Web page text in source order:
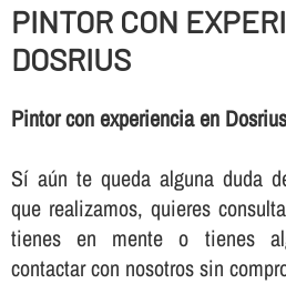
PINTOR CON
DOSRIUS
Pintor con experiencia en Dosrius
Sí­ aún te queda alguna duda
que realizamos, quieres
tienes en mente o tienes
contactar con nosotros sin